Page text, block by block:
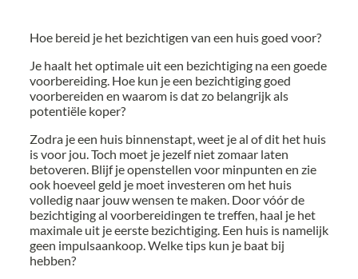
Hoe bereid je het bezichtigen van een huis goed voor?
Je haalt het optimale uit een bezichtiging na een goede
voorbereiding. Hoe kun je een bezichtiging goed
voorbereiden en waarom is dat zo belangrijk als
potentiële koper?
Zodra je een huis binnenstapt, weet je al of dit het huis
is voor jou. Toch moet je jezelf niet zomaar laten
betoveren. Blijf je openstellen voor minpunten en zie
ook hoeveel geld je moet investeren om het huis
volledig naar jouw wensen te maken. Door vóór de
bezichtiging al voorbereidingen te treffen, haal je het
maximale uit je eerste bezichtiging. Een huis is namelijk
geen impulsaankoop. Welke tips kun je baat bij
hebben?